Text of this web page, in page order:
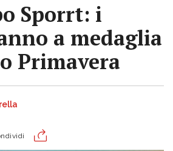
Sporrt: i
a medaglia
Primavera